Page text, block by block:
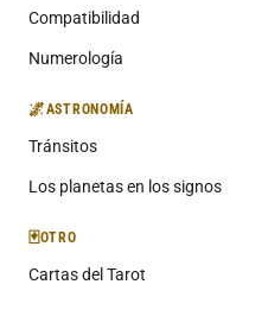
Compatibilidad
Numerología
🌌ASTRONOMÍA
Tránsitos
Los planetas en los signos
🃏OTRO
Cartas del Tarot